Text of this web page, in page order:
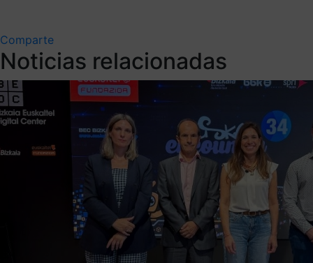
Comparte
Noticias relacionadas